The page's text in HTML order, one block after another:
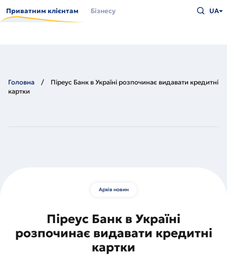
до
основного
Приватним клієнтам Бізнесу
що
UA
Головна
Піреус Банк в Україні розпочинає видавати кредитні
картки
Архів новин
Піреус Банк в Україні
розпочинає видавати кредитні
картки